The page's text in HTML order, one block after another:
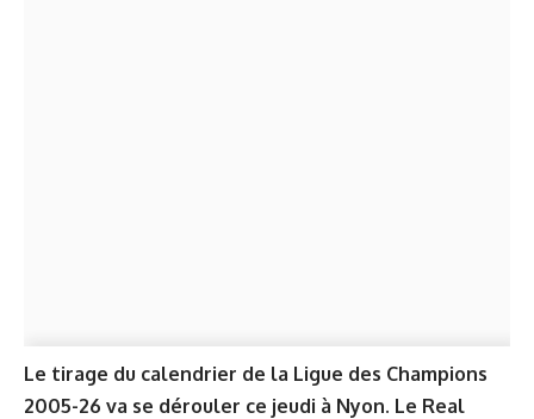
Le tirage du calendrier de la Ligue des Champions
2005-26 va se dérouler ce jeudi à Nyon. Le Real